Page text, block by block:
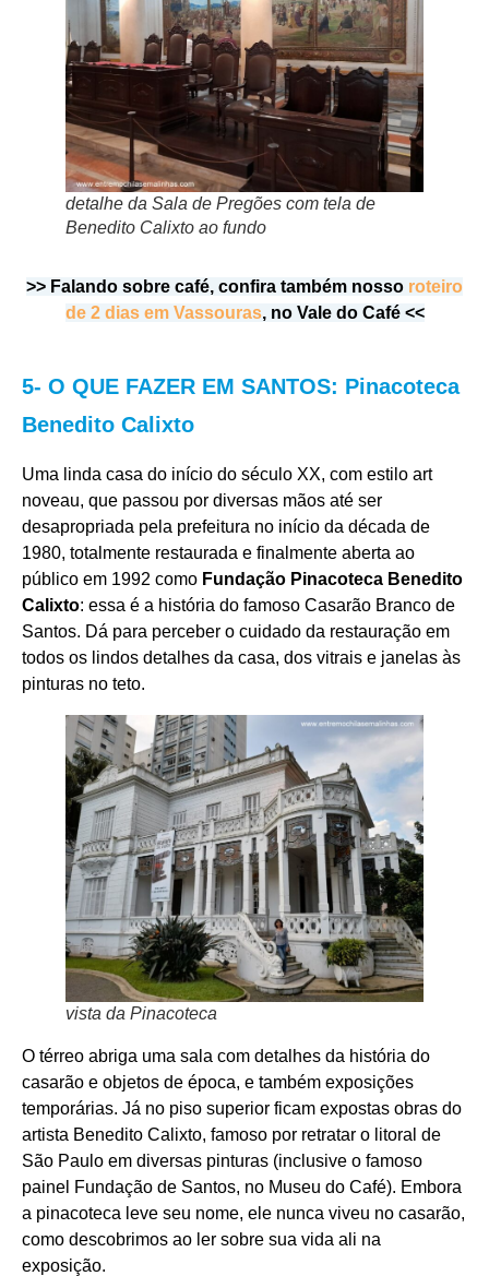
detalhe da Sala de Pregões com tela de
Benedito Calixto ao fundo
>> Falando sobre café, confira também nosso roteiro
de 2 dias em Vassouras, no Vale do Café <<
5- O QUE FAZER EM SANTOS: Pinacoteca
Benedito Calixto
Uma linda casa do início do século XX, com estilo art
noveau, que passou por diversas mãos até ser
desapropriada pela prefeitura no início da década de
1980, totalmente restaurada e finalmente aberta ao
público em 1992 como Fundação Pinacoteca Benedito
Calixto: essa é a história do famoso Casarão Branco de
Santos. Dá para perceber o cuidado da restauração em
todos os lindos detalhes da casa, dos vitrais e janelas às
pinturas no teto.
vista da Pinacoteca
O térreo abriga uma sala com detalhes da história do
casarão e objetos de época, e também exposições
temporárias. Já no piso superior ficam expostas obras do
artista Benedito Calixto, famoso por retratar o litoral de
São Paulo em diversas pinturas (inclusive o famoso
painel Fundação de Santos, no Museu do Café). Embora
a pinacoteca leve seu nome, ele nunca viveu no casarão,
como descobrimos ao ler sobre sua vida ali na
exposição.